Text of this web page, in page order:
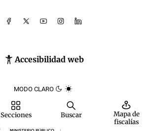
Secciones Buscar
Mapa de
fiscalías
Accesibilidad web
MODO CLARO